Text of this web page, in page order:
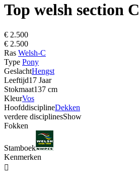
Top welsh section
€ 2.500
€ 2.500
Ras Welsh-C
Type Pony
GeslachtHengst
Leeftijd17 Jaar
Stokmaat137 cm
KleurVos
HoofddisciplineDekken
verdere disciplinesShow
Fokken
Stamboek
Kenmerken
